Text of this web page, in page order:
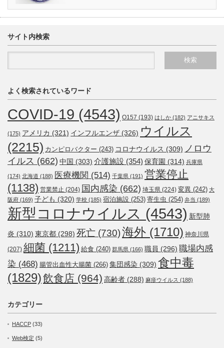
サイト内検索
よく検索されているワード
COVID-19 (4543) O157 (193) はしか (182) アニサキス
(175) アメリカ (321) インフルエンザ (326) ウイルス
(2215) カンピロバクター (243) コロナウイルス (309) ノロウ
イルス (662) 中国 (303) 介護施設 (354) 保育園 (314) 兵庫県
(174) 北海道 (188) 医療機関 (514) 千葉県 (191) 営業停止
(1138) 営業禁止 (204) 国内感染 (662) 埼玉県 (224) 変異 (242) 大
阪府 (169) 子ども (320) 学校 (185) 宿泊施設 (253) 寄生虫 (254) 弁当 (189)
新型コロナウイルス (4543) 新型肺
炎 (310) 東京都 (298) 死亡 (730)海外 (1710) 神奈川県
(207) 細菌 (1211) 給食 (240) 群馬県 (166) 職員 (296) 職場内感
染 (468) 腸管出血性大腸菌 (266) 集団感染 (309) 食中毒
(1829)飲食店 (964) 高齢者 (288) 麻疹ウイルス (188)
カテゴリー
HACCP (33)
Web検定 (5)